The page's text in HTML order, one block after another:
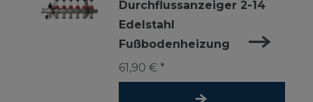
Durchflussanzeiger 2-14
Edelstahl
Fußbodenheizung
61,90 € *